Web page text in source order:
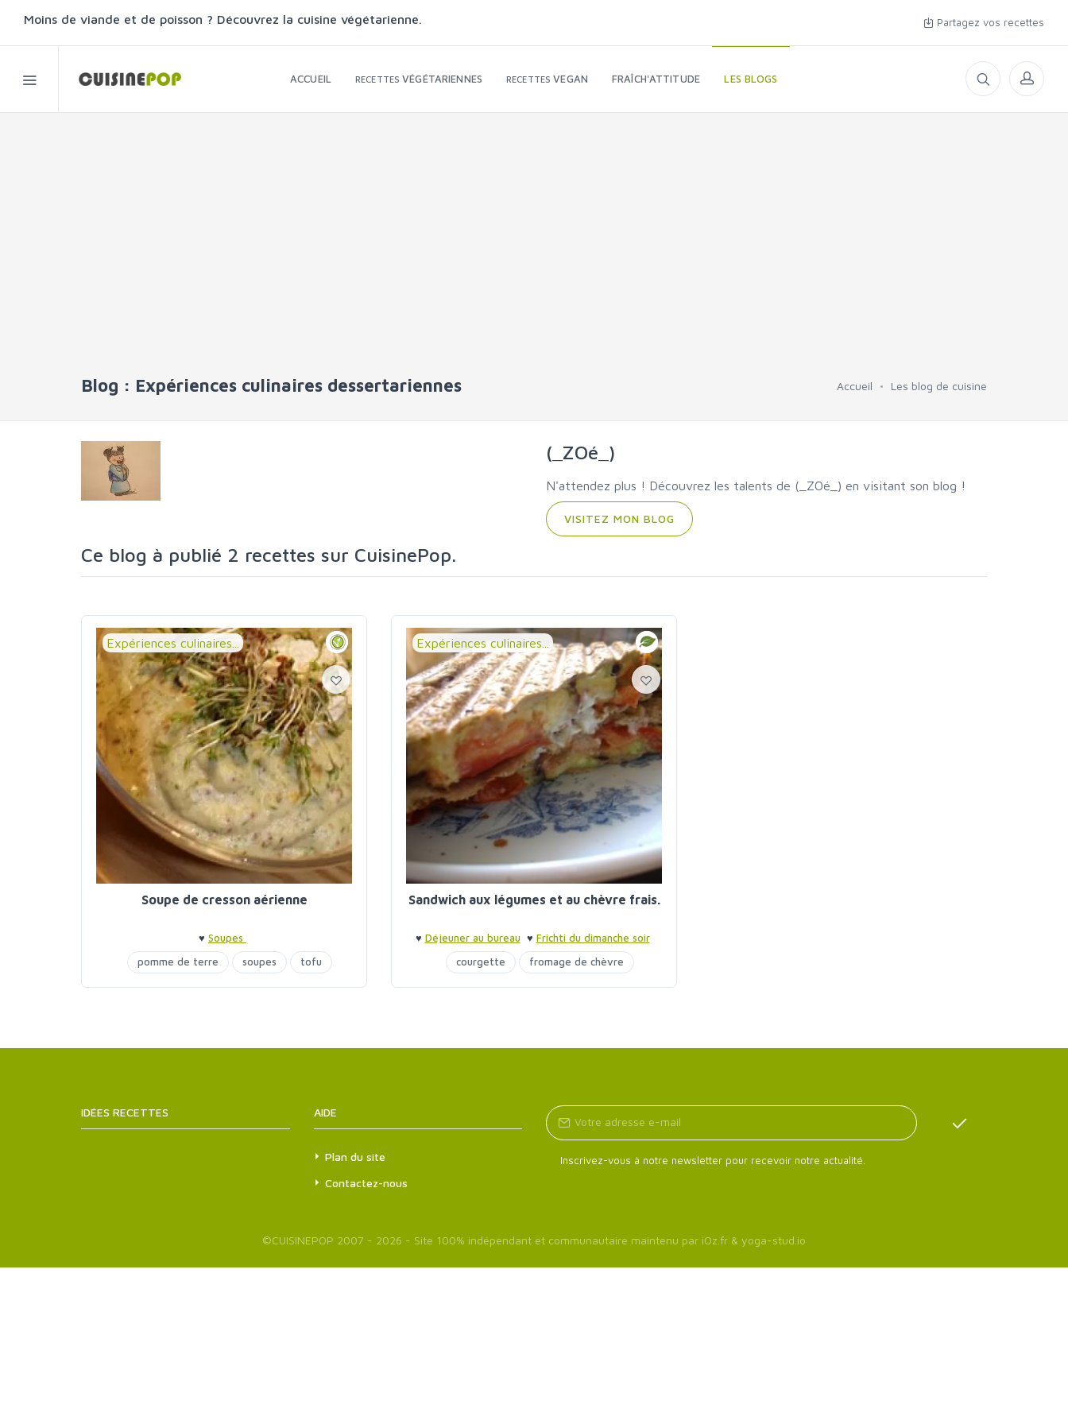
Moins de viande et de poisson ? Découvrez la cuisine végétarienne. Partagez vos recettes
ACCUEIL RECETTESVÉGÉTARIENNES RECETTESVEGAN FRAÎCH'ATTITUDE LES BLOGS
Blog : Expériences culinaires dessertariennes Accueil Les blog de cuisine
(_ZOé_)
N'attendez plus ! Découvrez les talents de (_ZOé_) en visitant son blog !
VISITEZ MON BLOG
Ce blog à publié 2 recettes sur CuisinePop.
Expériences culinaires...
Soupe de cresson aérienne
♥ Soupes
pomme de terre
soupes tofu
Expériences culinaires...
Sandwich aux légumes et au chèvre frais.
♥ Déjeuner au bureau ♥ Frichti du dimanche soir
courgette
fromage de chèvre
poivrons
IDÉES RECETTES AIDE
Plan du site
Contactez-nous
Inscrivez-vous à notre newsletter pour recevoir notre actualité.
©CUISINEPOP 2007 - 2026 - Site 100% indépendant et communautaire maintenu par iOz.fr & yoga-stud.io